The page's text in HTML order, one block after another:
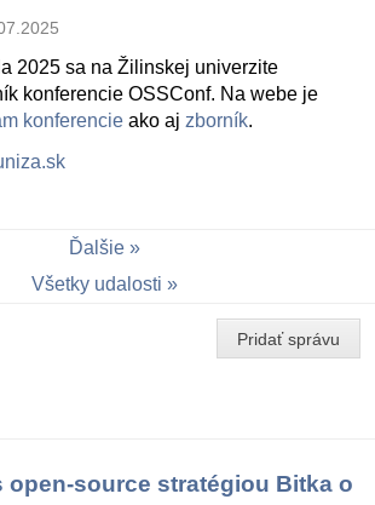
2025 sa na Žilinskej univerzite
konferencie OSSConf. Na webe je
konferencie ako aj zborník.
Ďalšie
Všetky udalosti
Pridať správu
open-source stratégiou Bitka o